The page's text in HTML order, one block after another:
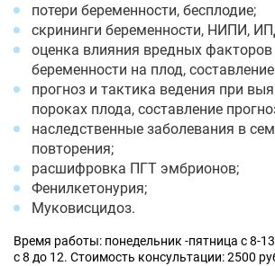
потери беременности, бесплодие;
скрининги беременности, НИПИ,
оценка влияния вредных
беременности на плод,
прогноз и тактика ведения при
пороках плода, составление
наследственные заболевания в
повторения;
расшифровка ПГТ эмбрионов;
Фенилкетонурия;
Муковисцидоз.
Время работы: понедельник -пятница с 8-
с 8 до 12. Стоимость консультации: 2500